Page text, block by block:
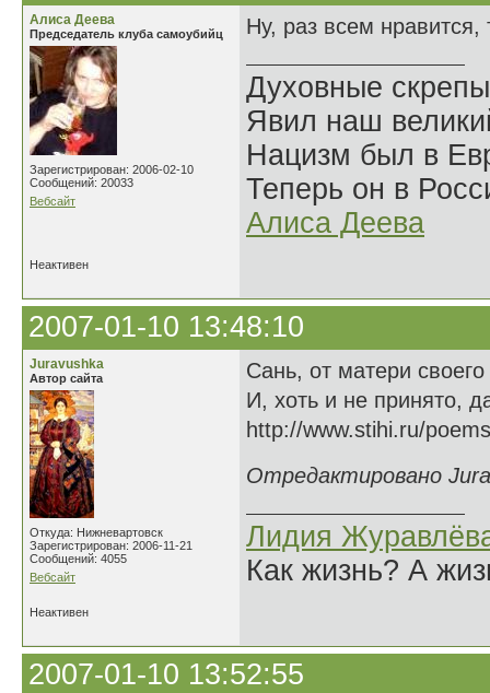
Алиса Деева
Председатель клуба самоубийц
Зарегистрирован: 2006-02-10
Сообщений: 20033
Вебсайт
Ну, раз всем нравится,
Духовные
Явил наш
Нацизм был в
Теперь он в
Алиса Деева
Неактивен
2007-01-10 13:48:10
Juravushka
Автор сайта
Откуда: Нижневартовск
Зарегистрирован: 2006-11-21
Сообщений: 4055
Вебсайт
Сань, от матери
И, хоть и не принято,
http://www.stihi.ru/
Отредактировано
Лидия
Как жизнь? А
Неактивен
2007-01-10 13:52:55